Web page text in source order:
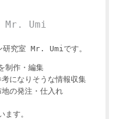
Mr. Umi
研究室 Mr. Umiです。
制作・編集
になりそうな情報収集
の発注・仕入れ
ます。